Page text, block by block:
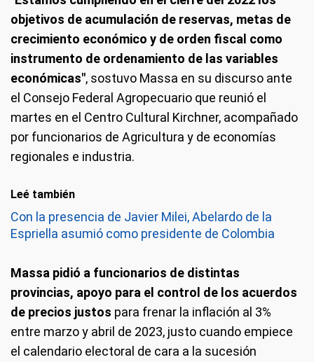
objetivos de acumulación de reservas, metas de
crecimiento económico y de orden fiscal como
instrumento de ordenamiento de las variables
económicas", sostuvo Massa en su discurso ante
el Consejo Federal Agropecuario que reunió el
martes en el Centro Cultural Kirchner, acompañado
por funcionarios de Agricultura y de economías
regionales e industria.
Leé también
Con la presencia de Javier Milei, Abelardo de la
Espriella asumió como presidente de Colombia
Massa pidió a funcionarios de distintas
provincias, apoyo para el control de los acuerdos
de precios justos para frenar la inflación al 3%
entre marzo y abril de 2023, justo cuando empiece
el calendario electoral de cara a la sucesión